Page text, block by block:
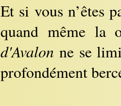
Et si vous n’êtes
quand même la
d'Avalon ne se
profondément